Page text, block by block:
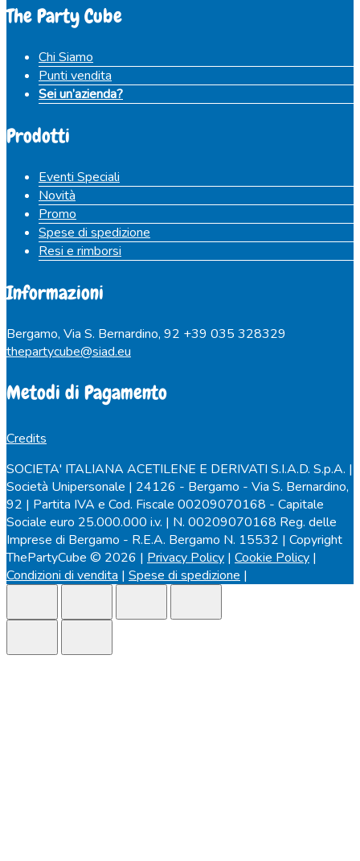
The Party Cube
Chi Siamo
Punti vendita
Sei un’azienda?
Prodotti
Eventi Speciali
Novità
Promo
Spese di spedizione
Resi e rimborsi
Informazioni
Bergamo, Via S. Bernardino, 92 +39 035 328329
thepartycube@siad.eu
Metodi di Pagamento
Credits
SOCIETA' ITALIANA ACETILENE E DERIVATI S.I.A.D. S.p.A. |
Società Unipersonale | 24126 - Bergamo - Via S. Bernardino,
92 | Partita IVA e Cod. Fiscale 00209070168 - Capitale
Sociale euro 25.000.000 i.v. | N. 00209070168 Reg. delle
Imprese di Bergamo - R.E.A. Bergamo N. 15532 | Copyright
ThePartyCube © 2026 | Privacy Policy | Cookie Policy |
Condizioni di vendita | Spese di spedizione |